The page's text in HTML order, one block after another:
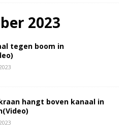
2023
tegen boom in
hangt boven kanaal in